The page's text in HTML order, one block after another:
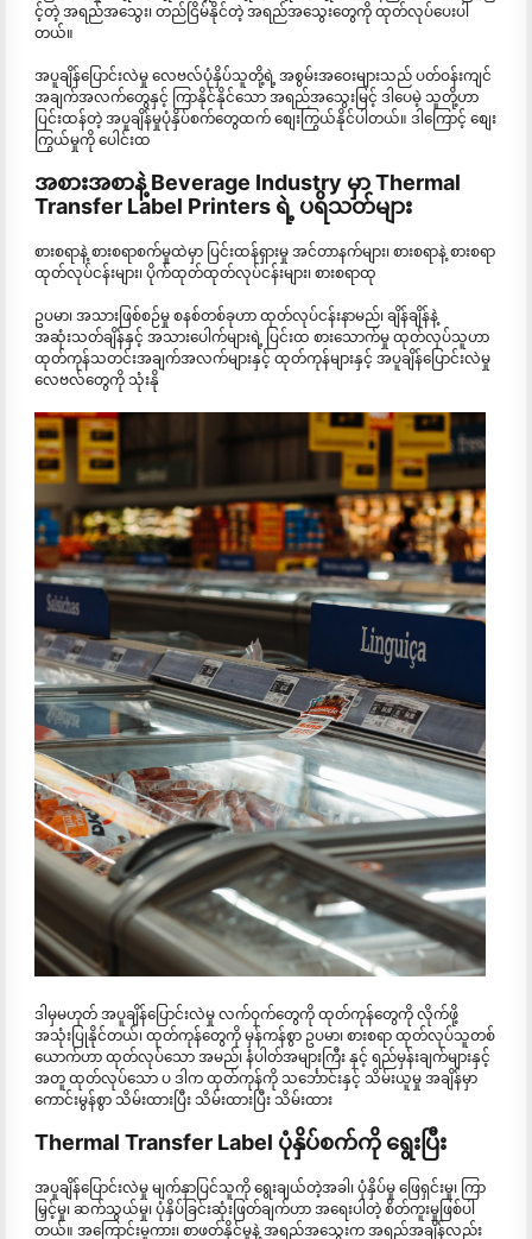
င့်တဲ့ အရည်အသွေး၊ တည်ငြိမ်နိုင်တဲ့ အရည်အသွေးတွေကို ထုတ်လုပ်ပေးပါ
တယ်။
အပူချိန်ပြောင်းလဲမှု လေဗလ်ပုံနှိပ်သူတို့ရဲ့ အစွမ်းအဝေးများသည် ပတ်ဝန်းကျင်
အချက်အလက်တွေနှင့် ကြာနိုင်နိုင်သော အရည်အသွေးမြင့် ဒါပေမဲ့ သူတို့ဟာ
ပြင်းထန်တဲ့ အပူချိန်မှုပုံနှိပ်စက်တွေထက် စျေးကြွယ်နိုင်ပါတယ်။ ဒါကြောင့် စျေး
ကြွယ်မှုကို ပေါင်းထ
အစားအစာနဲ့ Beverage Industry မှာ Thermal
Transfer Label Printers ရဲ့ ပရိသတ်များ
စားစရာနဲ့ စားစရာစက်မှုထဲမှာ ပြင်းထန်ရှားမှု အင်တာနက်များ၊ စားစရာနဲ့ စားစရာ
ထုတ်လုပ်ငန်းများ၊ ပိုက်ထုတ်ထုတ်လုပ်ငန်းများ၊ စားစရာထု
ဥပမာ၊ အသားဖြစ်စဉ်မှု စနစ်တစ်ခုဟာ ထုတ်လုပ်ငန်းနာမည်၊ ချိန်ချိန်နဲ့
အဆုံးသတ်ချိန်နှင့် အသားပေါက်များရဲ့ ပြင်းထ စားသောက်မှု ထုတ်လုပ်သူဟာ
ထုတ်ကုန်သတင်းအချက်အလက်များနှင့် ထုတ်ကုန်များနှင့် အပူချိန်ပြောင်းလဲမှု
လေဗလ်တွေကို သုံးနို
ဒါမှမဟုတ် အပူချိန်ပြောင်းလဲမှု လက်ဝှက်တွေကို ထုတ်ကုန်တွေကို လိုက်ဖို့
အသုံးပြုနိုင်တယ်၊ ထုတ်ကုန်တွေကို မှန်ကန်စွာ ဥပမာ၊ စားစရာ ထုတ်လုပ်သူတစ်
ယောက်ဟာ ထုတ်လုပ်သော အမည်၊ နံပါတ်အများကြီး နှင့် ရည်မှန်းချက်များနှင့်
အတူ ထုတ်လုပ်သော ပ ဒါက ထုတ်ကုန်ကို သင်္ဘောင်းနှင့် သိမ်းယူမှု အချိန်မှာ
ကောင်းမွန်စွာ သိမ်းထားပြီး သိမ်းထားပြီး သိမ်းထား
Thermal Transfer Label ပုံနှိပ်စက်ကို ရွေးပြီး
အပူချိန်ပြောင်းလဲမှု မျက်နှာပြင်သူကို ရွေးချယ်တဲ့အခါ၊ ပုံနှိပ်မှု ဖြေရှင်းမှု၊ ကြာ
မြှင့်မှု၊ ဆက်သွယ်မှု၊ ပုံနှိပ်ခြင်းဆုံးဖြတ်ချက်ဟာ အရေးပါတဲ့ စိတ်ကူးမှုဖြစ်ပါ
တယ်။ အကြောင်းမူကား၊ စာဖတ်နိုင်မှုနဲ့ အရည်အသွေးက အရည်အချိန်လည်း